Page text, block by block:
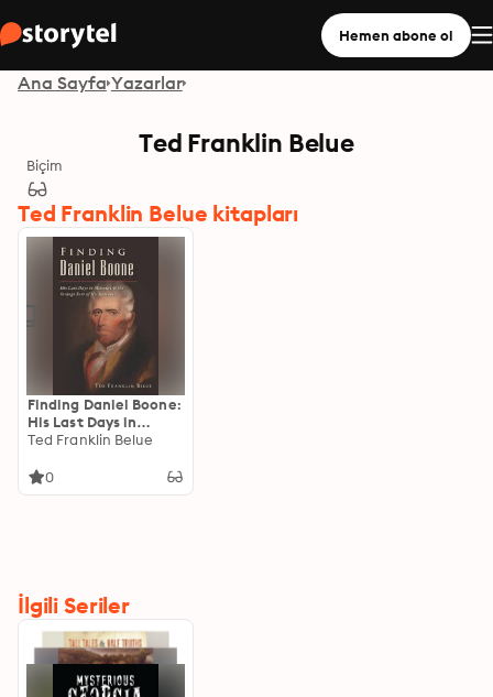
Hemen abone ol
Ana Sayfa Yazarlar
Ted Franklin Belue
Biçim
Ted Franklin Belue kitapları
Finding Daniel Boone:
His Last Days in
Missouri & the
Remains
Ted Franklin Belue
0
İlgili Seriler